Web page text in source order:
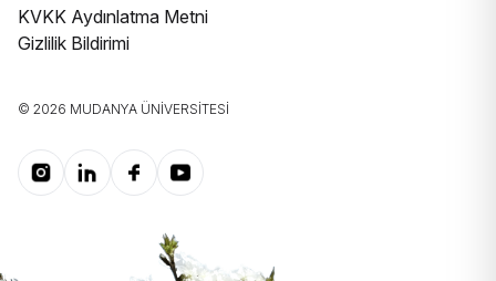
KVKK Aydınlatma Metni
Gizlilik Bildirimi
© 2026 MUDANYA ÜNIVERSITESI